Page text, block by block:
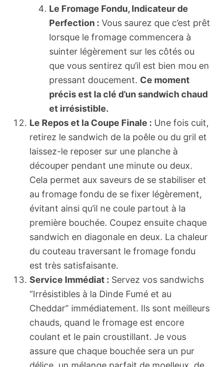
Le Fromage Fondu, Indicateur de
Perfection : Vous saurez que c’est prêt
lorsque le fromage commencera à
suinter légèrement sur les côtés ou
que vous sentirez qu’il est bien mou en
pressant doucement. Ce moment
précis est la clé d’un sandwich chaud
et irrésistible.
Le Repos et la Coupe Finale : Une fois cuit,
retirez le sandwich de la poêle ou du gril et
laissez-le reposer sur une planche à
découper pendant une minute ou deux.
Cela permet aux saveurs de se stabiliser et
au fromage fondu de se fixer légèrement,
évitant ainsi qu’il ne coule partout à la
première bouchée. Coupez ensuite chaque
sandwich en diagonale en deux. La chaleur
du couteau traversant le fromage fondu
est très satisfaisante.
Service Immédiat : Servez vos sandwichs
“Irrésistibles à la Dinde Fumé et au
Cheddar” immédiatement. Ils sont meilleurs
chauds, quand le fromage est encore
coulant et le pain croustillant. Je vous
assure que chaque bouchée sera un pur